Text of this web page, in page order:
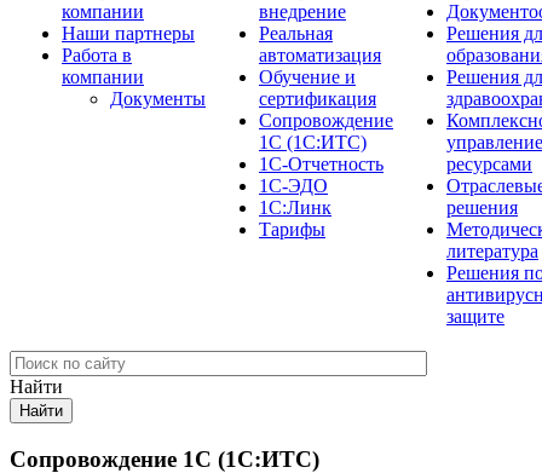
компании
Наши партнеры
Работа в
компании
Документы
внедрение
Реальная
автоматизация
Обучение и
сертификация
Сопровождение
1С (1С:ИТС)
1С-Отчетность
1С-ЭДО
1С:Линк
Тарифы
Решения
Решения
управление
ресурсами
решения
литература
Решения
защите
Найти
Сопровождение 1С (1С:ИТС)